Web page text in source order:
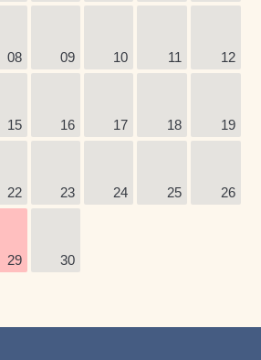
08 09 10 11 12
15 16 17 18 19
22 23 24 25 26
29 30